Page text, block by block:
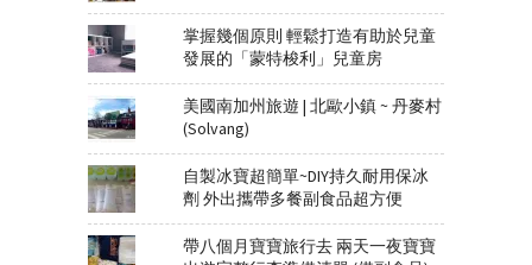
掌握幾個原則 輕鬆打造有助於兒童
發展的「蒙特梭利」兒童房
美國南加州旅遊 | 北歐小鎮 ~ 丹麥村
(Solvang)
自製冰寶超簡單~DIY持久耐用保冰
劑 外出攜帶多餐副食品超方便
帶八個月寶寶旅行去 兩天一夜寶寶